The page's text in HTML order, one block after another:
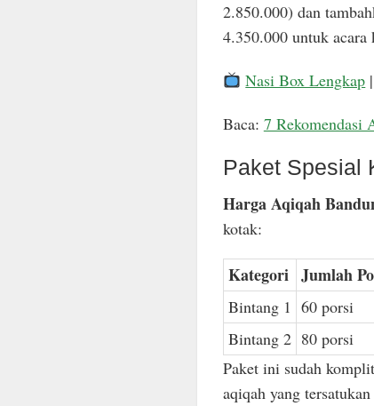
2.850.000) dan
4.350.000 untuk
Nasi Box Lengkap
Baca: 7 Rekomendasi
Paket Spesial
Harga Aqiqah
kotak:
Kategori Jumlah
Bintang 1 60 porsi
Bintang 2 80 porsi
Paket ini sudah
aqiqah yang